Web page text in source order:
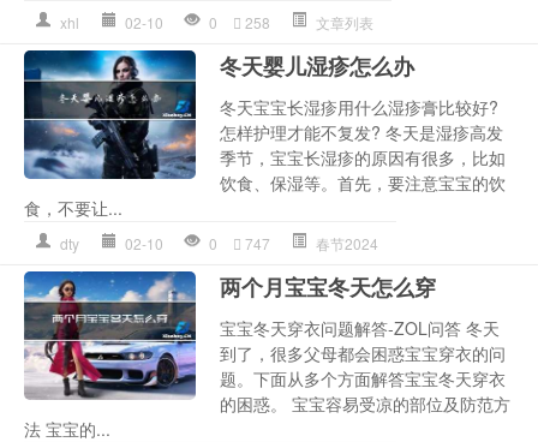
xhl 02-10 0 258 文章列表
冬天婴儿湿疹怎么办
冬天宝宝长湿疹用什么湿疹膏比较好?
怎样护理才能不复发? 冬天是湿疹高发
季节，宝宝长湿疹的原因有很多，比如
饮食、保湿等。首先，要注意宝宝的饮
食，不要让...
dty 02-10 0 747 春节2024
两个月宝宝冬天怎么穿
宝宝冬天穿衣问题解答-ZOL问答 冬天
到了，很多父母都会困惑宝宝穿衣的问
题。下面从多个方面解答宝宝冬天穿衣
的困惑。 宝宝容易受凉的部位及防范方
法 宝宝的...